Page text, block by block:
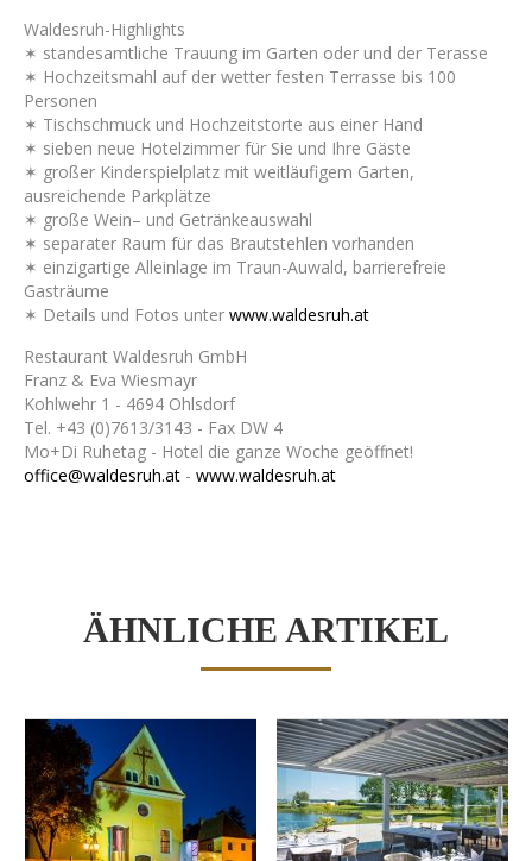
Waldesruh-Highlights
✶ standesamtliche Trauung im Garten oder und der Terasse
✶ Hochzeitsmahl auf der wetter festen Terrasse bis 100
Personen
✶ Tischschmuck und Hochzeitstorte aus einer Hand
✶ sieben neue Hotelzimmer für Sie und Ihre Gäste
✶ großer Kinderspielplatz mit weitläufigem Garten,
ausreichende Parkplätze
✶ große Wein– und Getränkeauswahl
✶ separater Raum für das Brautstehlen vorhanden
✶ einzigartige Alleinlage im Traun-Auwald, barrierefreie
Gasträume
✶ Details und Fotos unter www.waldesruh.at
Restaurant Waldesruh GmbH
Franz & Eva Wiesmayr
Kohlwehr 1 - 4694 Ohlsdorf
Tel. +43 (0)7613/3143 - Fax DW 4
Mo+Di Ruhetag - Hotel die ganze Woche geöffnet!
office@waldesruh.at - www.waldesruh.at
ÄHNLICHE ARTIKEL